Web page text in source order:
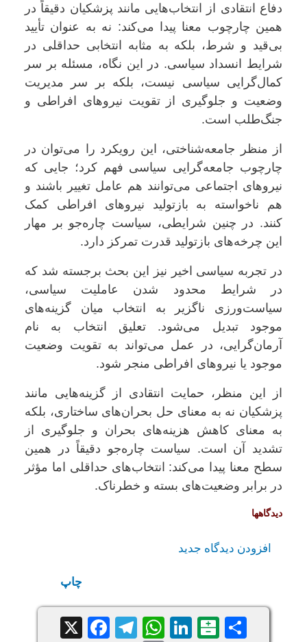
دفاع انتقادی از انتخاب‌هایی مانند پزشکیان دقیقاً در
همین چارچوب معنا پیدا می‌کند: نه به عنوان تأیید
بی‌قید و شرط، بلکه به مثابه انتخابی حداقلی در
شرایط انسداد سیاسی. در این نگاه، مسئله بر سر
کمال‌گرایی سیاسی نیست، بلکه بر سر مدیریت
وضعیت و جلوگیری از تقویت نیروهای افراطی و
جنگ‌طلب است.
از منظر جامعه‌شناختی، این رویکرد را می‌توان در
چارچوب جامعه‌گرایی سیاسی فهم کرد؛ جایی که
نیروهای اجتماعی می‌توانند هم عامل تغییر باشند و
هم ناخواسته به بازتولید نیروهای افراطی کمک
کنند. در چنین شرایطی، سیاست چاره‌جو بر مهار
این چرخه‌های بازتولید قدرت تمرکز دارد.
در تجربه سیاسی اخیر نیز این بحث برجسته شد که
در شرایط محدود شدن عاملیت سیاسی،
سیاست‌ورزی ناگزیر به انتخاب میان گزینه‌های
موجود تبدیل می‌شود. تعلیق انتخاب به نام
آرمان‌گرایی، در عمل می‌تواند به تقویت وضعیت
موجود یا نیروهای افراطی منجر شود.
از این منظر، حمایت انتقادی از گزینه‌هایی مانند
پزشکیان نه به معنای حل بحران‌های ساختاری، بلکه
به معنای کاهش هزینه‌های بحران و جلوگیری از
تشدید آن است. سیاست چاره‌جو دقیقاً در همین
سطح معنا پیدا می‌کند: انتخاب‌های حداقلی اما مؤثر
در برابر وضعیت‌های بسته و خطرناک.
دیدگاه‎ها
افزودن دیدگاه جدید
چاپ
Share
Balatarin
LinkedIn
WhatsApp
Telegram
Facebook
X